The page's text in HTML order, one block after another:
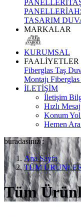
PANELLERİ
PANELLERİ
TASARIM
MARKALAR
KURUMSAL
FAALİYETLER
Fiberglas Taş
Montajı Fiberglas
İLETİŞİM
İletişim
Hızlı
Konum Yol
Hemen
buradasınız :
Ana Sayfa
TÜM
Tüm